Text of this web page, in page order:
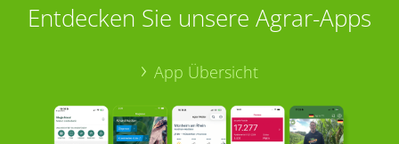
Entdecken Sie unsere Agrar-Apps
App Übersicht